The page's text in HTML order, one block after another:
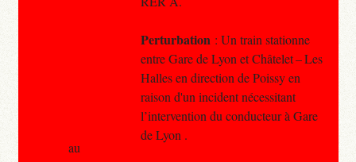
Perturbation : Un train stationne
entre Gare de Lyon et Châtelet – Les
Halles en direction de Poissy en
raison d'un incident nécessitant
l’intervention du conducteur à Gare
de Lyon .
au